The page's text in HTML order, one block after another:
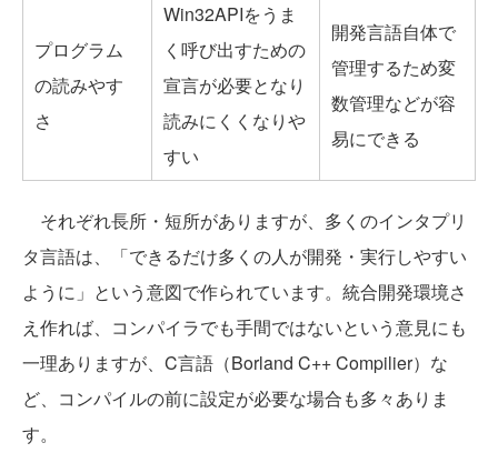
プログラム
の読みやす
さ
Win32APIをうま
く呼び出すための
宣言が必要となり
読みにくくなりや
すい
開発言語自体で
管理するため変
数管理などが容
易にできる
それぞれ長所・短所がありますが、多くのインタプリ
タ言語は、「できるだけ多くの人が開発・実行しやすい
ように」という意図で作られています。統合開発環境さ
え作れば、コンパイラでも手間ではないという意見にも
一理ありますが、C言語（Borland C++ Compilier）な
ど、コンパイルの前に設定が必要な場合も多々ありま
す。